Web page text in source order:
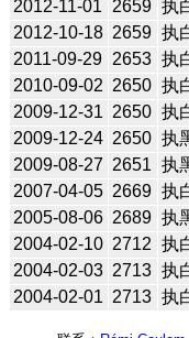
2012-11-01
2659 执
2012-10-18 2659 执
2011-09-29 2653 执
2010-09-02 2650 执
2009-12-31 2650 执
2009-12-24 2650 执
2009-08-27 2651 执
2007-04-05 2669 执
2005-08-06 2689 执
2004-02-10 2712 执
2004-02-03 2713 执
2004-02-01 2713 执